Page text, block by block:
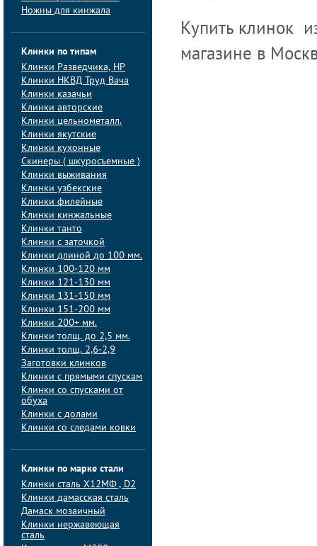
Ножны для кинжала
Клинки по типам
Клинки Pазведчика, НP
Клинки НКВД Труд Вача
Клинки казачьи
Клинки авторские
Клинки цельнометалл.
Клинки якутские
Клинки кухонные
Скинеры ( шкуросъемные )
Клинки выживания
Клинки узбекские
Клинки филейные
Клинки кинжальные
Клинки танто
Клинки с заточкой
Клинки длиной до 100 мм.
Клинки 100-120 мм
Клинки 121-130 мм
Клинки 131-150 мм
Клинки 151-200 мм
Клинки 200+ мм.
Клинки толщ. до 2,5 мм.
Клинки толщ. 2,6-2,9
Заготовки клинков
Клинки с прямыми спускам
Клинки со спусками от
обуха
Клинки с долами
Клинки со следами ковки
Клинки по марке стали
Клинки сталь Х12МФ , D2
Клинки дамасская сталь
Дамаск мозаичный
Клинки нержавеющая
сталь
Купить клинок
магазине в